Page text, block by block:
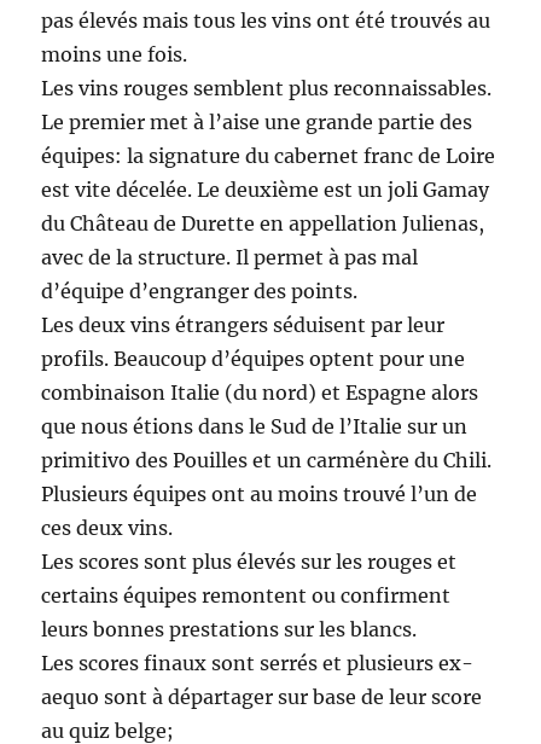
pas élevés mais tous les vins ont été trouvés au
moins une fois.
Les vins rouges semblent plus reconnaissables.
Le premier met à l’aise une grande partie des
équipes: la signature du cabernet franc de Loire
est vite décelée. Le deuxième est un joli Gamay
du Château de Durette en appellation Julienas,
avec de la structure. Il permet à pas mal
d’équipe d’engranger des points.
Les deux vins étrangers séduisent par leur
profils. Beaucoup d’équipes optent pour une
combinaison Italie (du nord) et Espagne alors
que nous étions dans le Sud de l’Italie sur un
primitivo des Pouilles et un carménère du Chili.
Plusieurs équipes ont au moins trouvé l’un de
ces deux vins.
Les scores sont plus élevés sur les rouges et
certains équipes remontent ou confirment
leurs bonnes prestations sur les blancs.
Les scores finaux sont serrés et plusieurs ex-
aequo sont à départager sur base de leur score
au quiz belge;